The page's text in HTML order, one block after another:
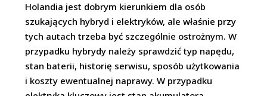
Holandia jest dobrym kierunkiem dla osób
szukających hybryd i elektryków, ale właśnie przy
tych autach trzeba być szczególnie ostrożnym. W
przypadku hybrydy należy sprawdzić typ napędu,
stan baterii, historię serwisu, sposób użytkowania
i koszty ewentualnej naprawy. W przypadku